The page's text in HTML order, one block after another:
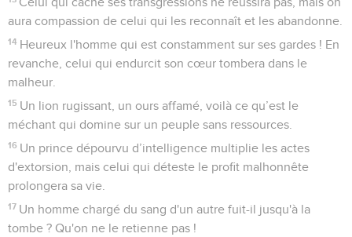
aura compassion de celui qui les reconnaît et les abandonne.
14 Heureux l'homme qui est constamment sur ses gardes ! En
revanche, celui qui endurcit son cœur tombera dans le
malheur.
15 Un lion rugissant, un ours affamé, voilà ce qu’est le
méchant qui domine sur un peuple sans ressources.
16 Un prince dépourvu d’intelligence multiplie les actes
d'extorsion, mais celui qui déteste le profit malhonnête
prolongera sa vie.
17 Un homme chargé du sang d'un autre fuit-il jusqu'à la
tombe ? Qu'on ne le retienne pas !